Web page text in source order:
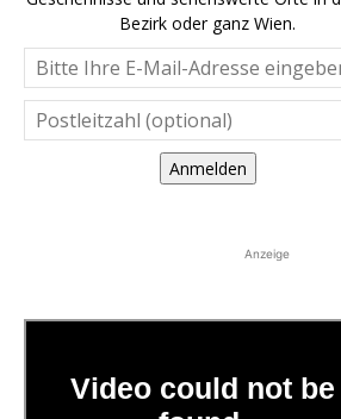
Bezirk oder ganz Wien.
Anmelden
Anzeige